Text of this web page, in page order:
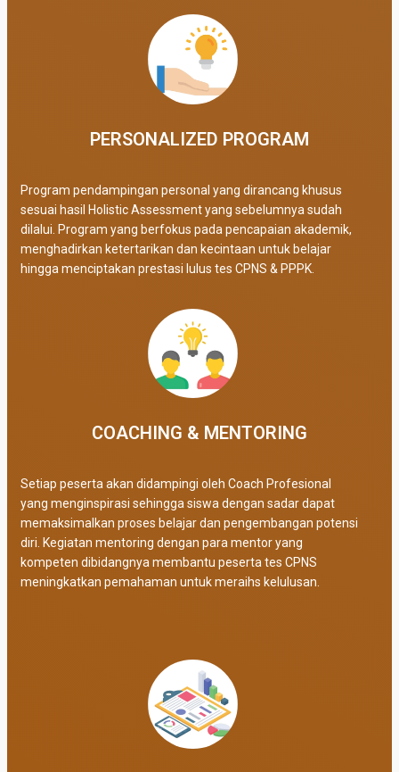
PERSONALIZED PROGRAM​
Program pendampingan personal yang dirancang khusus
sesuai hasil Holistic Assessment yang sebelumnya sudah
dilalui. Program yang berfokus pada pencapaian akademik,
menghadirkan ketertarikan dan kecintaan untuk belajar
hingga menciptakan prestasi lulus tes CPNS & PPPK.
COACHING & MENTORING
Setiap peserta akan didampingi oleh Coach Profesional
yang menginspirasi sehingga siswa dengan sadar dapat
memaksimalkan proses belajar dan pengembangan potensi
diri. Kegiatan mentoring dengan para mentor yang
kompeten dibidangnya membantu peserta tes CPNS
meningkatkan pemahaman untuk meraihs kelulusan.